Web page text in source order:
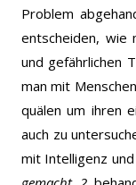
Problem
entscheiden, wie
und gefährlichen
man mit
quälen um ihren
auch zu
mit Intelligenz